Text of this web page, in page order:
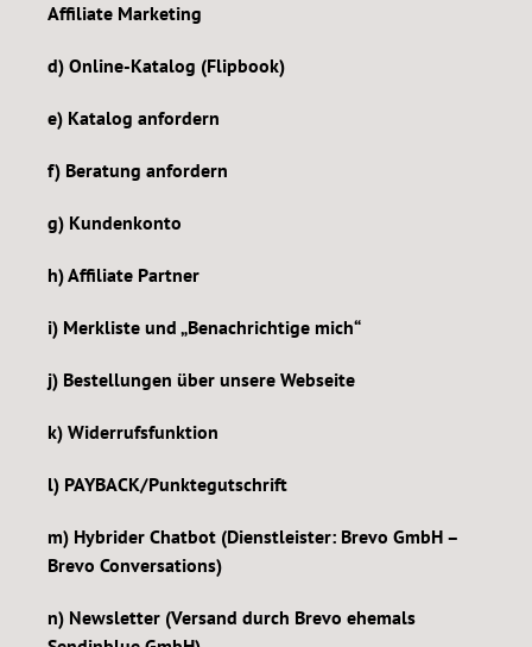
Affiliate Marketing
d) Online-Katalog (Flipbook)
e) Katalog anfordern
f) Beratung anfordern
g) Kundenkonto
h) Affiliate Partner
i) Merkliste und „Benachrichtige mich“
j) Bestellungen über unsere Webseite
k) Widerrufsfunktion
l) PAYBACK/Punktegutschrift
m) Hybrider Chatbot (Dienstleister: Brevo GmbH –
Brevo Conversations)
n) Newsletter (Versand durch Brevo ehemals